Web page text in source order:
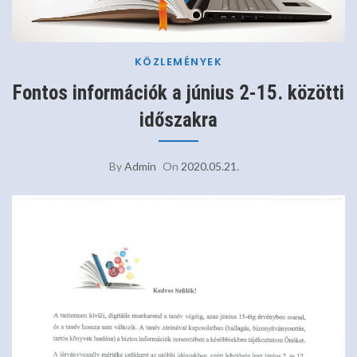
KÖZLEMÉNYEK
Fontos információk a június 2-15. közötti
időszakra
ByAdmin On 2020.05.21.